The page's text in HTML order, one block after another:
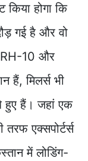
होगा कि
गई है और वो
RH-10 और
हैं, मिलर्स भी
हुए हैं। जहां एक
एक्सपोर्टर्स
में लोडिंग-